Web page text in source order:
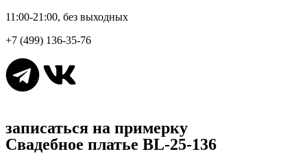
11:00-21:00, без выходных
+7 (499) 136-35-76
записаться на примерку
Свадебное платье BL-25-136